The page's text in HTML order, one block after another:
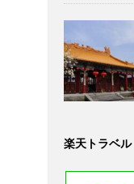
楽天トラベル